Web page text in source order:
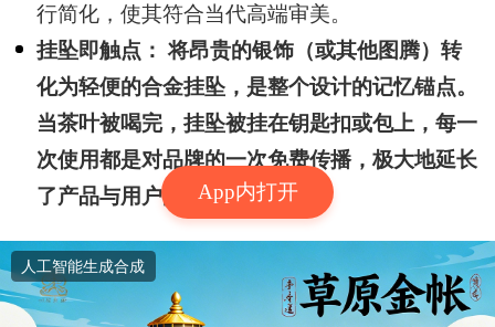
App内打开
行简化，使其符合当代高端审美。
挂坠即触点： 将昂贵的银饰（或其他图腾）转
化为轻便的合金挂坠，是整个设计的记忆锚点。
当茶叶被喝完，挂坠被挂在钥匙扣或包上，每一
次使用都是对品牌的一次免费传播，极大地延长
了产品与用户的情感连接周期。
人工智能生成合成